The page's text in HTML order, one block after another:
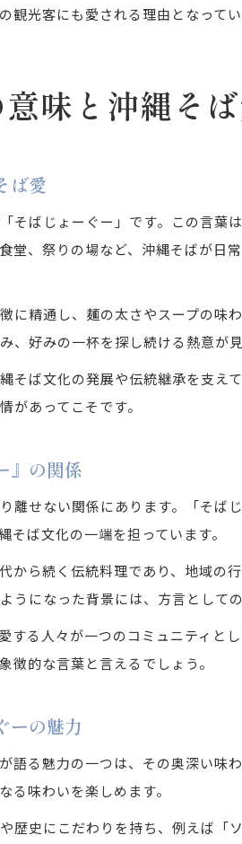
光客にも愛される理由となってい
味と沖縄そ
ば愛
そばじょーぐー」です。この言
堂、祭りの場など、沖縄そばが
に精通し、麺の太さやスープの
、好みの一杯を探し続ける熱意が見
そば文化の発展や伝統継承を支え
があってこそです。
』の関係
離せない関係にあります。「そ
そば文化の一端を担っています。
から続く伝統料理であり、地域
うになった背景には、方言として
する人々が一つのコミュニティ
徴的な言葉と言えるでしょう。
ーの魅力
語る魅力の一つは、その奥深い味
る味わいを楽しめます。
歴史にこだわりを持ち、例えば